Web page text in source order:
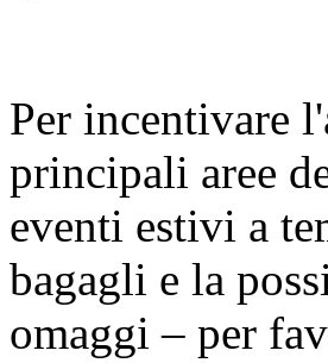
Per incentivare
principali aree
eventi estivi a
bagagli e la
omaggi – per